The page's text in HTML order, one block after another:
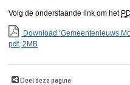
Volg de onderstaande link om het
Download ‘Gemeentenieuws
pdf, 2MB
Deel deze pagina